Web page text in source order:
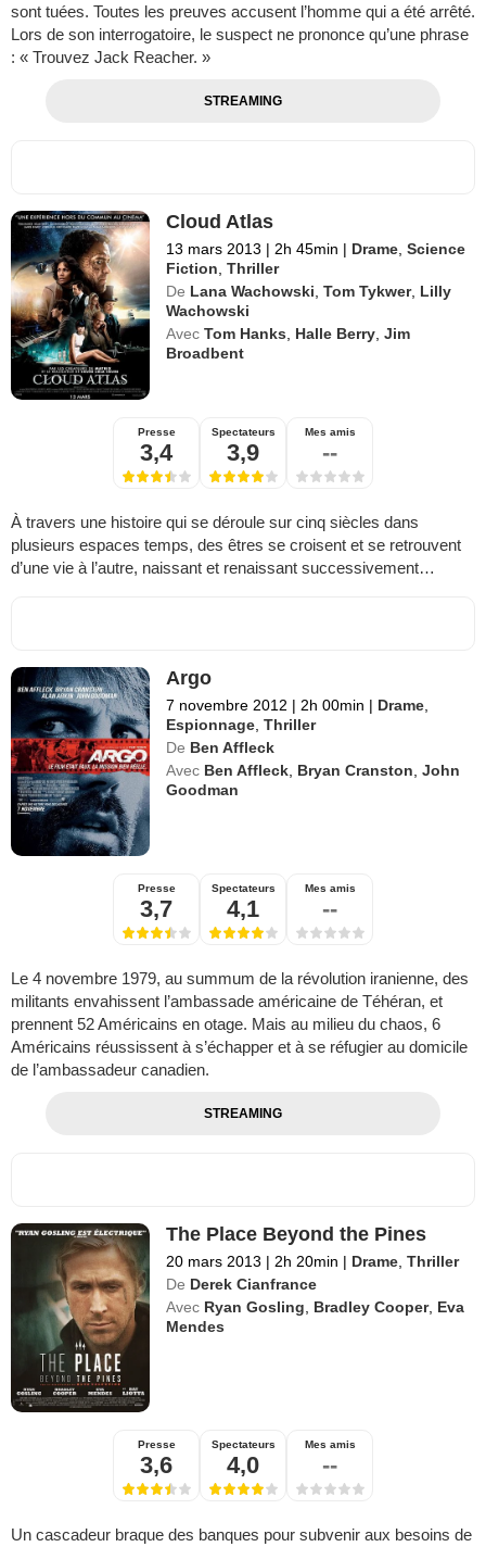
sont tuées. Toutes les preuves accusent l’homme qui a été arrêté.
Lors de son interrogatoire, le suspect ne prononce qu’une phrase
: « Trouvez Jack Reacher. »
STREAMING
Cloud Atlas
13 mars 2013 | 2h 45min | Drame ,Science
Fiction ,Thriller
De Lana Wachowski ,Tom Tykwer, Lilly
Wachowski
Avec Tom Hanks Halle Berry ,Jim
Broadbent
Presse
3,4
Spectateurs
3,9
Mes amis
--
À travers une histoire qui se déroule sur cinq siècles dans
plusieurs espaces temps, des êtres se croisent et se retrouvent
d’une vie à l’autre, naissant et renaissant successivement…
Argo
7 novembre 2012 | 2h 00min | Drame
Espionnage ,Thriller
De Ben Affleck
Avec Ben Affleck Bryan Cranston ,John
Goodman
Presse
3,7
Spectateurs
4,1
Mes amis
--
Le 4 novembre 1979, au summum de la révolution iranienne, des
militants envahissent l’ambassade américaine de Téhéran, et
prennent 52 Américains en otage. Mais au milieu du chaos, 6
Américains réussissent à s’échapper et à se réfugier au domicile
de l’ambassadeur canadien.
STREAMING
The Place Beyond the Pines
20 mars 2013 | 2h 20min | Drame ,Thriller
De Derek Cianfrance
Avec Ryan Gosling Bradley Cooper, Eva
Mendes
Presse
3,6
Spectateurs
4,0
Mes amis
--
Un cascadeur braque des banques pour subvenir aux besoins de